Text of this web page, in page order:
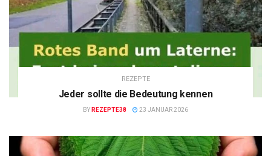
REZEPTE
Jeder sollte die Bedeutung kennen
BY REZEPTE38 23 JANUAR 2026